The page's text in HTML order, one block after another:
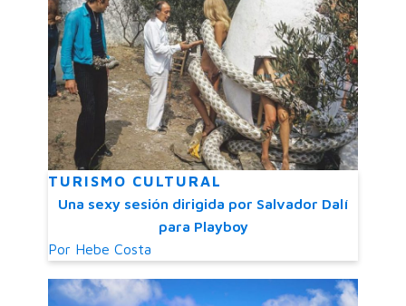
TURISMO CULTURAL
Una sexy sesión dirigida por Salvador Dalí
para Playboy
Por Hebe Costa